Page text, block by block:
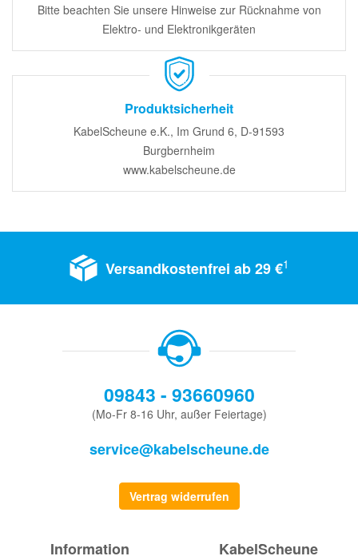
Bitte beachten Sie unsere Hinweise zur Rücknahme von
Elektro- und Elektronikgeräten
Produktsicherheit
KabelScheune e.K., Im Grund 6, D-91593
Burgbernheim
www.kabelscheune.de
Versandkostenfrei ab 29 €1
09843 - 93660960
(Mo-Fr 8-16 Uhr, außer Feiertage)
service@kabelscheune.de
Vertrag widerrufen
Information KabelScheune